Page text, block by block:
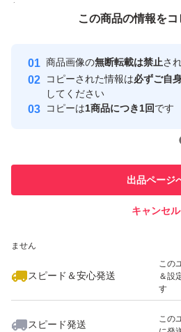
付与しています
安心取引出品者
心・
取引実績
引を
での
ません
スピード＆安心発送
この
＆設
す
スピード発送
この
この商品の情報を
商品画像の無断転載は禁止さ
コピーされた情報は必ずご自
してください
コピーは1商品につき1回です
出品ページ
キャンセル
この商品をみている人にオススメ